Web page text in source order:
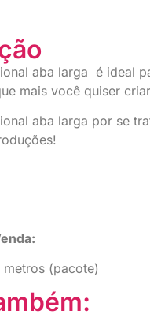
aba larga é ideal
mais você quiser
aba larga por se
(pacote)